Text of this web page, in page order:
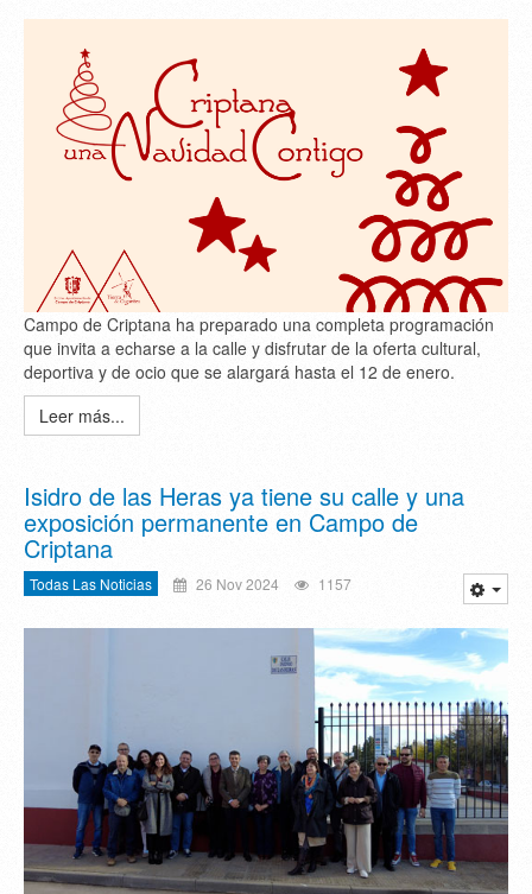
Campo de Criptana ha preparado una completa programación
que invita a echarse a la calle y disfrutar de la oferta cultural,
deportiva y de ocio que se alargará hasta el 12 de enero.
Leer más...
Isidro de las Heras ya tiene su calle y una
exposición permanente en Campo de
Criptana
Todas Las Noticias 26 Nov 2024 1157